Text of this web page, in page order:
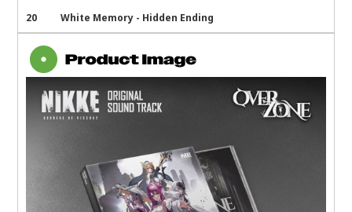
20 White Memory - Hidden Ending